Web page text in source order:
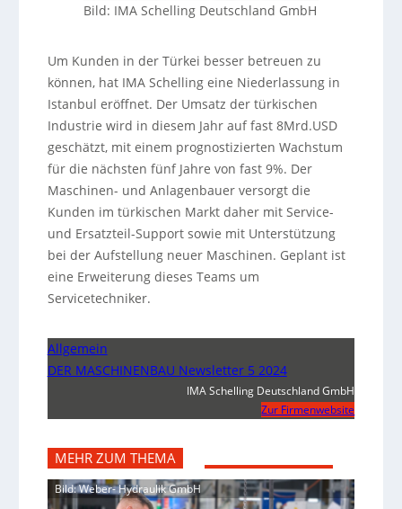
Bild: IMA Schelling Deutschland GmbH
Um Kunden in der Türkei besser betreuen zu
können, hat IMA Schelling eine Niederlassung in
Istanbul eröffnet. Der Umsatz der türkischen
Industrie wird in diesem Jahr auf fast 8Mrd.USD
geschätzt, mit einem prognostizierten Wachstum
für die nächsten fünf Jahre von fast 9%. Der
Maschinen- und Anlagenbauer versorgt die
Kunden im türkischen Markt daher mit Service-
und Ersatzteil-Support sowie mit Unterstützung
bei der Aufstellung neuer Maschinen. Geplant ist
eine Erweiterung dieses Teams um
Servicetechniker.
Allgemein
DER MASCHINENBAU Newsletter 5 2024
IMA Schelling Deutschland GmbH
Zur Firmenwebsite
MEHR ZUM THEMA
Bild: Weber- Hydraulik GmbH